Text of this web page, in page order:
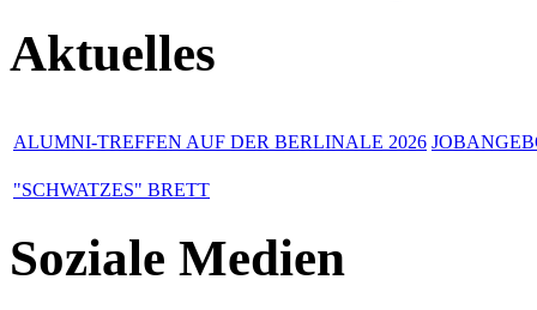
Aktuelles
ALUMNI-TREFFEN AUF DER BERLINALE 2026
"SCHWATZES" BRETT
Soziale Medien